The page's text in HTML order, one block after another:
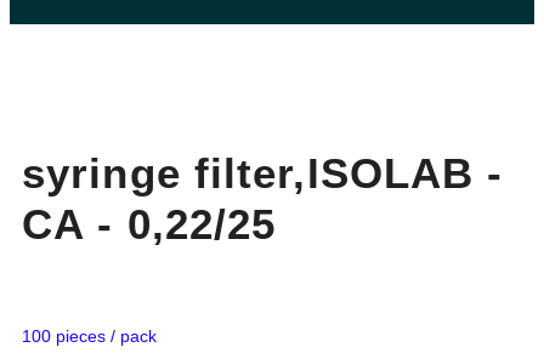
syringe filter,ISOLAB -
CA - 0,22/25
100 pieces / pack